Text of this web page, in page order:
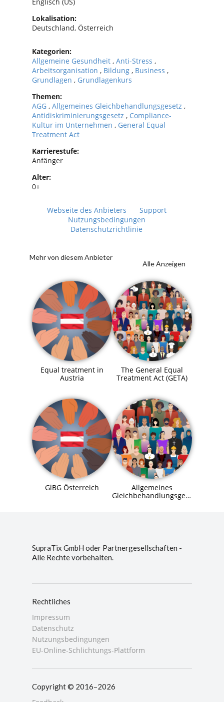
Lokalisation:
Deutschland, Österreich
Kategorien:
Allgemeine Gesundheit , Anti-Stress ,
Arbeitsorganisation , Bildung , Business ,
Grundlagen , Grundlagenkurs
Themen:
AGG , Allgemeines Gleichbehandlungsgesetz ,
Antidiskriminierungsgesetz , Compliance-
Kultur im Unternehmen , General Equal
Treatment Act
Karrierestufe:
Anfänger
Alter:
0+
Webseite des Anbieters
Support
Nutzungsbedingungen
Datenschutzrichtlinie
Mehr von diesem Anbieter
Alle Anzeigen
Equal treatment in
Austria
The General Equal
Treatment Act (GETA)
GlBG Österreich
Allgemeines
Gleichbehandlungsgesetz
SupraTix GmbH oder Partnergesellschaften -
Alle Rechte vorbehalten.
Rechtliches
Impressum
Datenschutz
Nutzungsbedingungen
EU-Online-Schlichtungs-Plattform
Copyright © 2016–2026